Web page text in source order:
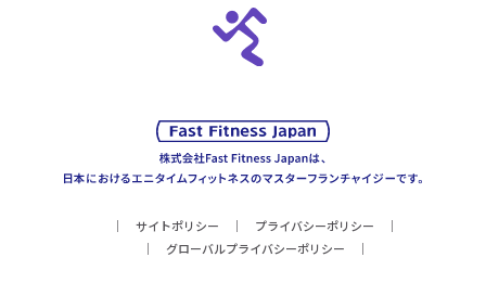
サイトポリシー
プライバシーポリシー
グローバルプライバシーポリシー